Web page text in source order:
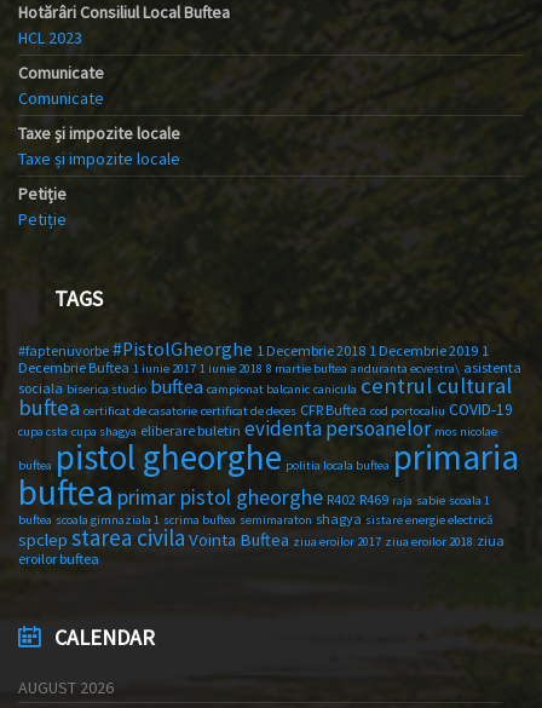
Hotărâri Consiliul Local Buftea
HCL 2023
Comunicate
Comunicate
Taxe și impozite locale
Taxe și impozite locale
Petiție
Petiție
TAGS
#faptenuvorbe #PistolGheorghe 1 Decembrie 2018 1 Decembrie 2019 1
Decembrie Buftea 1 iunie 2017 1 iunie 2018 8 martie buftea anduranta ecvestra\ asistenta
sociala biserica studio buftea campionat balcanic canicula centrul cultural
buftea certificat de casatorie certificat de deces CFR Buftea cod portocaliu COVID-19
cupa csta cupa shagya eliberare buletin evidenta persoanelor mos nicolae
buftea pistol gheorghe politia locala buftea primaria
buftea primar pistol gheorghe R402 R469 raja sabie scoala 1
buftea scoala gimnaziala 1 scrima buftea semimaraton shagya sistare energie electrică
spclep starea civila Vointa Buftea ziua eroilor 2017 ziua eroilor 2018 ziua
eroilor buftea
CALENDAR
AUGUST 2026